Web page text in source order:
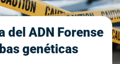
del ADN Forense
genéticas